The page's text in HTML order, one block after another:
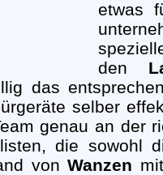
etwas
den
das
selber
genau an der
die sowohl
vonWanzen